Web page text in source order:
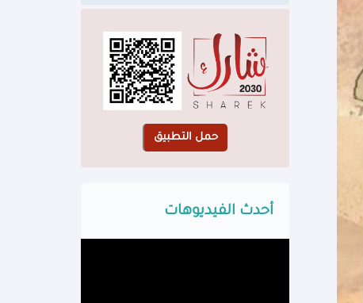
أحدث الفيديوهات